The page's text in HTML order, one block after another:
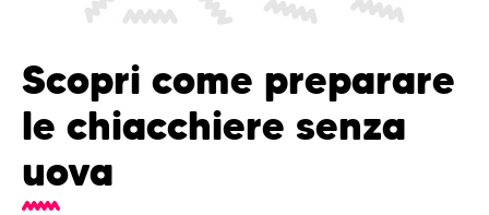
Scopri come preparare
le chiacchiere senza
uova